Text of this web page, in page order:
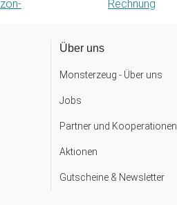
Über uns
Monsterzeug - Über uns
Jobs
Partner und Kooperationen
Aktionen
Gutscheine & Newsletter